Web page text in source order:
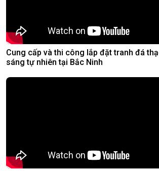
Cung cấp và thi công lắp đặt tranh đá
sáng tự nhiên tại Bắc Ninh